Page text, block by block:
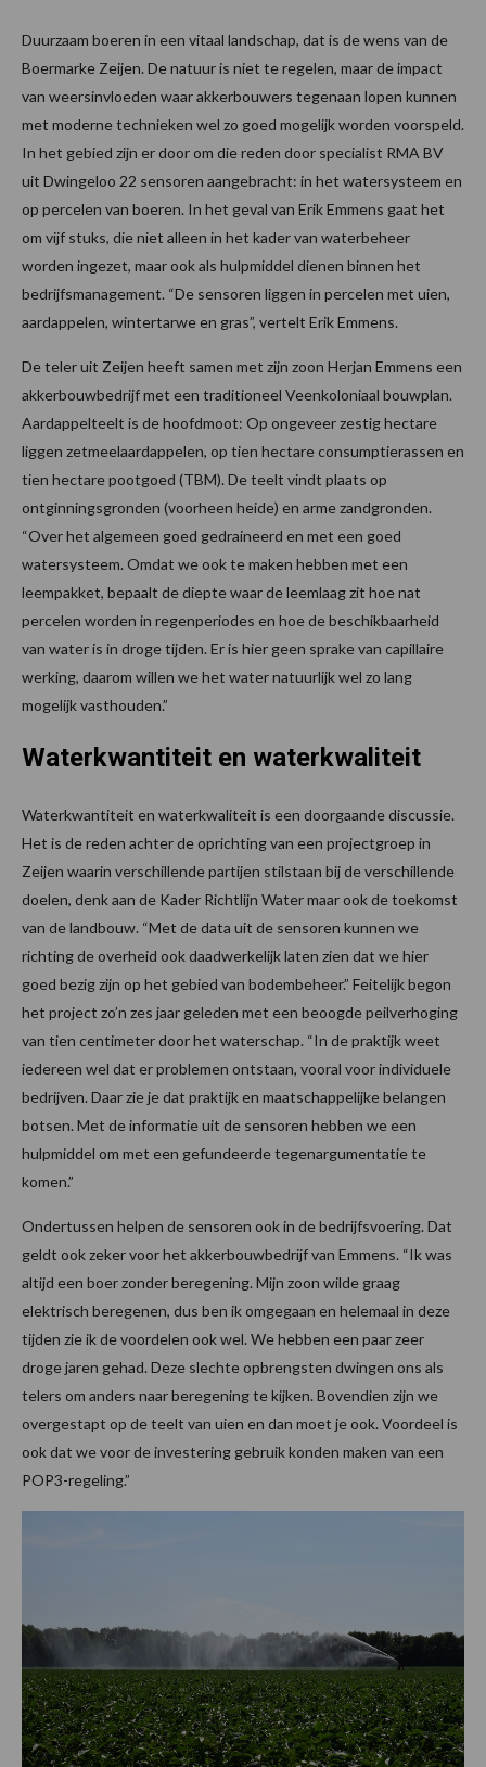
Duurzaam boeren in een vitaal landschap, dat is de wens van de
Boermarke Zeijen. De natuur is niet te regelen, maar de impact
van weersinvloeden waar akkerbouwers tegenaan lopen kunnen
met moderne technieken wel zo goed mogelijk worden voorspeld.
In het gebied zijn er door om die reden door specialist RMA BV
uit Dwingeloo 22 sensoren aangebracht: in het watersysteem en
op percelen van boeren. In het geval van Erik Emmens gaat het
om vijf stuks, die niet alleen in het kader van waterbeheer
worden ingezet, maar ook als hulpmiddel dienen binnen het
bedrijfsmanagement. “De sensoren liggen in percelen met uien,
aardappelen, wintertarwe en gras”, vertelt Erik Emmens.
De teler uit Zeijen heeft samen met zijn zoon Herjan Emmens een
akkerbouwbedrijf met een traditioneel Veenkoloniaal bouwplan.
Aardappelteelt is de hoofdmoot: Op ongeveer zestig hectare
liggen zetmeelaardappelen, op tien hectare consumptierassen en
tien hectare pootgoed (TBM). De teelt vindt plaats op
ontginningsgronden (voorheen heide) en arme zandgronden.
“Over het algemeen goed gedraineerd en met een goed
watersysteem. Omdat we ook te maken hebben met een
leempakket, bepaalt de diepte waar de leemlaag zit hoe nat
percelen worden in regenperiodes en hoe de beschikbaarheid
van water is in droge tijden. Er is hier geen sprake van capillaire
werking, daarom willen we het water natuurlijk wel zo lang
mogelijk vasthouden.”
Waterkwantiteit en waterkwaliteit
Waterkwantiteit en waterkwaliteit is een doorgaande discussie.
Het is de reden achter de oprichting van een projectgroep in
Zeijen waarin verschillende partijen stilstaan bij de verschillende
doelen, denk aan de Kader Richtlijn Water maar ook de toekomst
van de landbouw. “Met de data uit de sensoren kunnen we
richting de overheid ook daadwerkelijk laten zien dat we hier
goed bezig zijn op het gebied van bodembeheer.” Feitelijk begon
het project zo’n zes jaar geleden met een beoogde peilverhoging
van tien centimeter door het waterschap. “In de praktijk weet
iedereen wel dat er problemen ontstaan, vooral voor individuele
bedrijven. Daar zie je dat praktijk en maatschappelijke belangen
botsen. Met de informatie uit de sensoren hebben we een
hulpmiddel om met een gefundeerde tegenargumentatie te
komen.”
Ondertussen helpen de sensoren ook in de bedrijfsvoering. Dat
geldt ook zeker voor het akkerbouwbedrijf van Emmens. “Ik was
altijd een boer zonder beregening. Mijn zoon wilde graag
elektrisch beregenen, dus ben ik omgegaan en helemaal in deze
tijden zie ik de voordelen ook wel. We hebben een paar zeer
droge jaren gehad. Deze slechte opbrengsten dwingen ons als
telers om anders naar beregening te kijken. Bovendien zijn we
overgestapt op de teelt van uien en dan moet je ook. Voordeel is
ook dat we voor de investering gebruik konden maken van een
POP3-regeling.”